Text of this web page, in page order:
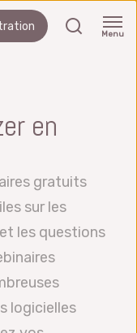
Menu
en
gratuits
sur les
les questions
logicielles